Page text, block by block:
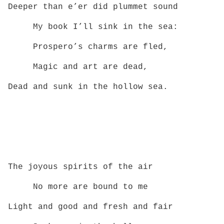
Deeper than e’er did plummet sound
My book I’ll sink in the sea:
Prospero’s charms are fled,
Magic and art are dead,
Dead and sunk in the hollow sea.
The joyous spirits of the air
No more are bound to me
Light and good and fresh and fair